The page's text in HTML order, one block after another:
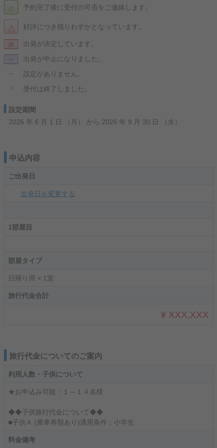
決 出発が決定しています。
○ 予約完了後に受付の可否をご連絡します。
ー 出発が中止になりました。
△ 好評につき残りわずかとなっています。
ー 設定がありません。
× 受付は終了しました。
設定期間
2026 年 6 月 1 日 （月） から 2026 年 9 月 30 日 （水）
申込内容
ご出発日
出発日を変更する
1部屋目
部屋タイプ
日帰り用 × 1室
旅行代金合計
¥ XXX,XXX
旅行代金についてのご案内
利用人数・子供について
★お申込み可能：１～１４名様
◆◆子供旅行代金について◆◆
■子供Ａ (乗車券類あり)適用条件：小学生
料金備考